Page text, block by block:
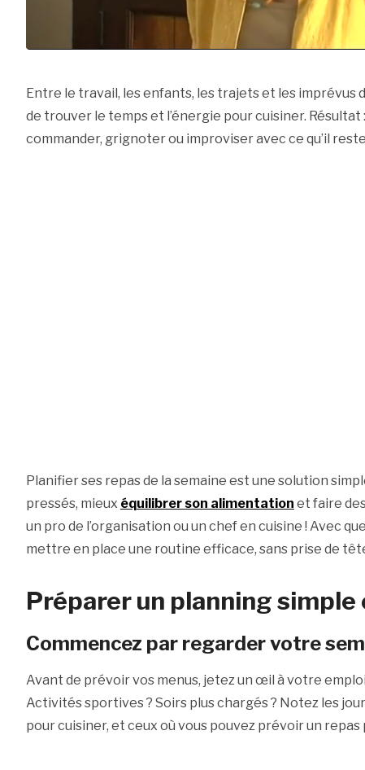
Entre le travail, les enfants, les trajets et les imprévus
de trouver le temps et l’énergie pour cuisiner.
commander, grignoter ou improviser avec ce qu’il
Planifier ses repas de la semaine est une solution
pressés, mieux équilibrer son alimentation et faire
un pro de l’organisation ou un chef en cuisine ! Avec
mettre en place une routine efficace, sans prise de
Préparer un planning
Commencez par regarder votre
Avant de prévoir vos menus, jetez un œil à votre
Activités sportives ? Soirs plus chargés ? Notez les
pour cuisiner, et ceux où vous pouvez prévoir un repas